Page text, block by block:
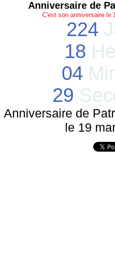
Anniversaire de
C'est son anniversaire le
224
18
04
29
Anniversaire de
le 19